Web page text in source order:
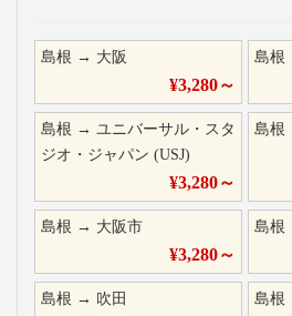
島根 → 大阪
¥3,280～
島根
島根 → ユニバーサル・スタ
ジオ・ジャパン (USJ)
¥3,280～
島根
島根 → 大阪市
¥3,280～
島根
島根 → 吹田 島根